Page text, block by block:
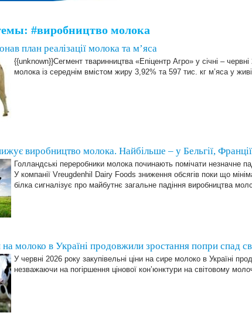
#виробництво молока
план реалізації молока та м’яса
{{unknown}}Сегмент тваринництва «Епіцентр Агро» у січні –
молока із середнім вмістом жиру 3,92% та 597 тис. кг м’яса у
виробництво молока. Найбільше – у Бельгії,
Голландські переробники молока починають помічати незначне
У компанії Vreugdenhil Dairy Foods зниження обсягів поки що
білка сигналізує про майбутнє загальне падіння виробництва
на молоко в Україні продовжили зростання попри спад
У червні 2026 року закупівельні ціни на сире молоко в Україні
незважаючи на погіршення цінової кон’юнктури на світовому